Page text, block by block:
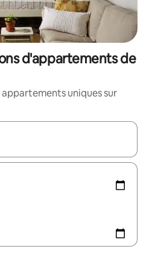
d'appartements de
uniques sur
utilisez les flèches vers le